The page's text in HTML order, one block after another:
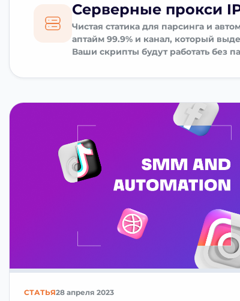
Серверные прокси
Чистая статика для парсинга и
аптайм 99.9% и канал, который
Ваши скрипты будут работать без
СТАТЬЯ28 апреля 2023